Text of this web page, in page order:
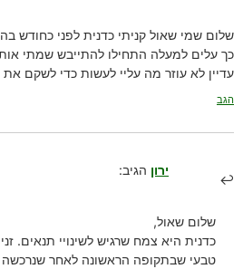
שלום שמי שאול קניתי כדנית לפני כחודש
כך עלים למעלה התחילו להתייבש שמתי
עדיין לא עוזר מה עליי לעשות כדי לשקם את
הגב
ירון הגיב:
שלום שאול,
כדנית היא צמח שרגיש לשינויי תנאים.
טבעי שבתקופה הראשונה לאחר שנרכשה